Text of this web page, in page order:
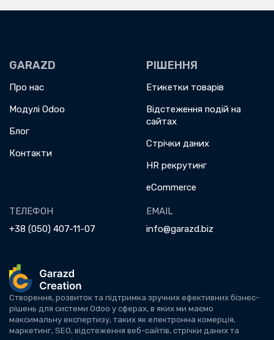
GARAZD
Про нас
Модулі Odoo
Блог
Контакти
РІШЕННЯ
Етикетки товарів
Відстеження подій на
сайтах
Стрічки даних
HR рекрутинг
eCommerce
ТЕЛЕФОН
+38 (050) 407-11-07
EMAIL
info@garazd.biz
Створення, розвиток та підтримка зручних ефективних бізнес-
рішень для системи Odoo у сферах, в яких ми маємо
максимальну експертизу, таких як електронна комерція,
маркетинг, SEO, відстеження веб-сайтів, стрічки даних та